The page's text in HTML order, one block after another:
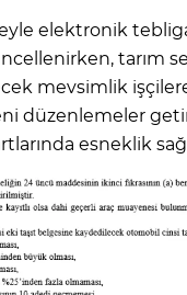
elektronik
tarım
mevsimlik
düzenlemeler
esneklik